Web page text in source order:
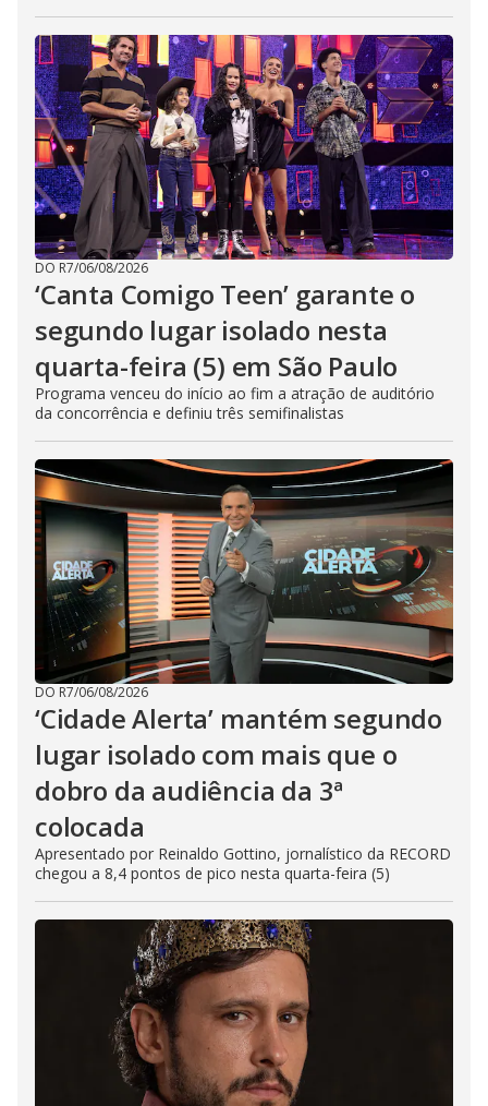
DO R7/06/08/2026
‘Canta Comigo Teen’ garante o
segundo lugar isolado nesta
quarta-feira (5) em São Paulo
Programa venceu do início ao fim a atração de auditório
da concorrência e definiu três semifinalistas
DO R7/06/08/2026
‘Cidade Alerta’ mantém segundo
lugar isolado com mais que o
dobro da audiência da 3ª
colocada
Apresentado por Reinaldo Gottino, jornalístico da RECORD
chegou a 8,4 pontos de pico nesta quarta-feira (5)